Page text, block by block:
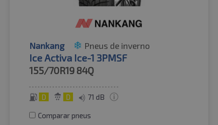
Nankang Pneus de inverno
Ice Activa Ice-1 3PMSF
155/70R19 84Q
D D 71 dB
Comparar pneus